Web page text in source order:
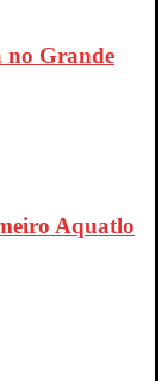
Grande
Aquatlo